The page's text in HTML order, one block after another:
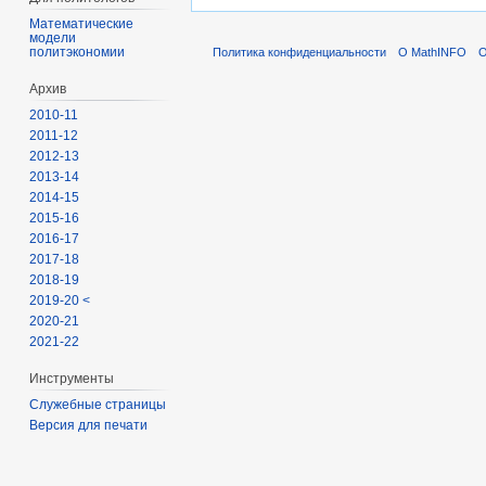
Математические
модели
политэкономии
Архив
2010-11
2011-12
2012-13
2013-14
2014-15
2015-16
2016-17
2017-18
2018-19
2019-20 <
2020-21
2021-22
Инструменты
Служебные страницы
Версия для печати
Политика конфиденциальности О MathINFO